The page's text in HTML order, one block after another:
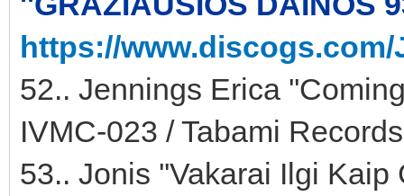
https://www.discogs.com/
52.. Jennings Erica
IVMC-023 / Tabami
53.. Jonis ''Vakarai Ilgi